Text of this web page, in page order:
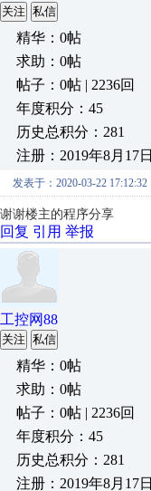
关注 私信
精华：0帖
求助：0帖
帖子：0帖 | 2236回
年度积分：45
历史总积分：281
注册：2019年8月17日
发表于：2020-03-22 17:12:32
谢谢楼主的程序分享
回复 引用 举报
工控网88
关注 私信
精华：0帖
求助：0帖
帖子：0帖 | 2236回
年度积分：45
历史总积分：281
注册：2019年8月17日